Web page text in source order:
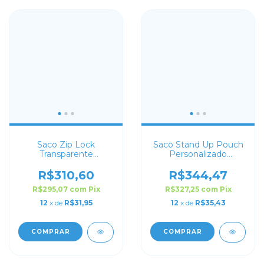
Saco Zip Lock
Transparente
R$310,60
R$295,07 com Pix
12 x de R$31,95
COMPRAR
Saco Stand Up Pouch
Personalizado
R$344,47
R$327,25 com Pix
12 x de R$35,43
COMPRAR